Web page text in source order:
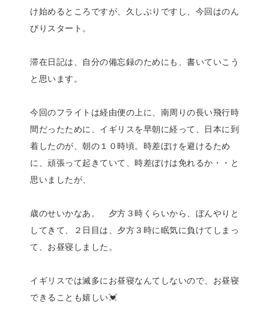
け始めるところですが、久しぶりですし、今回はのん
びりスタート。
滞在日記は、自分の備忘録のためにも、書いていこう
と思います。
今回のフライトは経由便の上に、南周りの長い飛行時
間だったために、イギリスを早朝に経って、日本に到
着したのが、朝の１０時頃。時差ぼけを避けるため
に、頑張って起きていて、時差ぼけは免れるか・・と
思いましたが、
歳のせいかなあ。 夕方３時くらいから、ぼんやりと
してきて、２日目は、夕方３時に眠気に負けてしまっ
て、お昼寝しました。
イギリスでは滅多にお昼寝なんてしないので、お昼寝
できることも嬉しい💓